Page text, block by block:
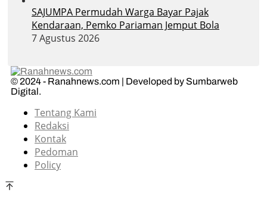
SAJUMPA Permudah Warga Bayar Pajak
Kendaraan, Pemko Pariaman Jemput Bola
7 Agustus 2026
© 2024 - Ranahnews.com | Developed by Sumbarweb
Digital.
Tentang Kami
Redaksi
Kontak
Pedoman
Policy